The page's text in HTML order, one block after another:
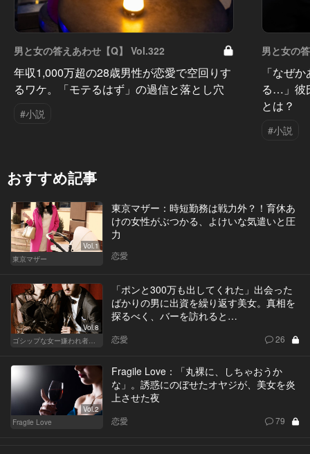
男と女の答えあわせ【Q】 Vol.322
年収1,000万超の28歳男性が恋愛で空回りす
るワケ。「モテるはず」の過信と落とし穴
#小説
男と女の
「なぜ
る…」彼
とは？
#小説
おすすめ記事
Vol.1
東京マザー
東京マザー：時短勤務は戦力外？！育休あ
けの女性がぶつかる、よけいな気遣いと圧
力
恋愛
Vol.8
ゴシップな女ー嫌われ者のカレンが死んだー
「ポンと300万も出してくれた」出会った
ばかりの男に出資を繰り返す美女。真相を
探るべく、バーを訪れると…
恋愛 26
Vol.2
Fragile Love
Fragile Love：「丸裸に、しちゃおうか
な」。誘惑にのぼせたオヤジが、美女を炎
上させた夜
恋愛 79